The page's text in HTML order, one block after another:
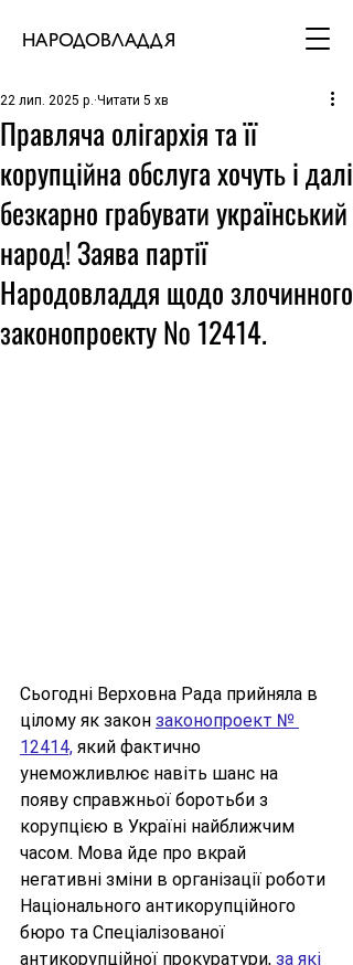
НАРОДОВЛАДДЯ
Правляча олігархія та її
корупційна обслуга хочуть і далі
безкарно грабувати український
народ! Заява партії
Народовладдя щодо злочинного
законопроекту № 12414.
22 лип. 2025 р. Читати 5 хв
Сьогодні Верховна Рада прийняла в
цілому як закон законопроект №
12414, який фактично
унеможливлює навіть шанс на
появу справжньої боротьби з
корупцією в Україні найближчим
часом. Мова йде про вкрай
негативні зміни в організації роботи
Національного антикорупційного
бюро та Спеціалізованої
антикорупційної прокуратури, за які